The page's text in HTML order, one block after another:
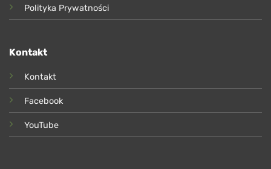
Polityka Prywatności
Kontakt
Kontakt
Facebook
YouTube